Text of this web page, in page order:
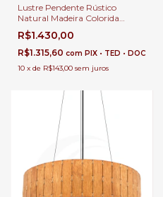
Lustre Pendente Rústico
Natural Madeira Colorida
Redondo Ø50cm e Ø70cm 1x
E-27 Para Sala de Jantar e
Estar | Linha Carimbó
R$1.430,00
R$1.315,60 com PIX • TED • DOC
10 x de R$143,00 sem juros